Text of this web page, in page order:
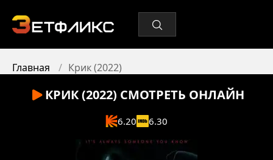
Главная Крик (2022)
КРИК (2022) СМОТРЕТЬ ОНЛАЙН
6.20 6.30